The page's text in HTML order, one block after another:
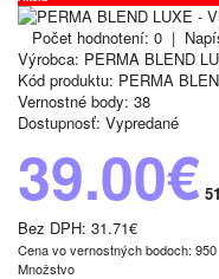
Počet hodnotení: 0 |
Výrobca: PERMA BLEND
Kód produktu: PERMA
Vernostné body: 38
Dostupnosť: Vypredané
39.00€
Bez DPH: 31.71€
Cena vo vernostných bodoch: 950
Množstvo